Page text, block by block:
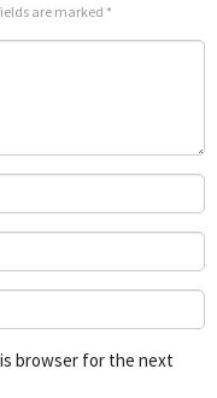
are marked *
browser for the next